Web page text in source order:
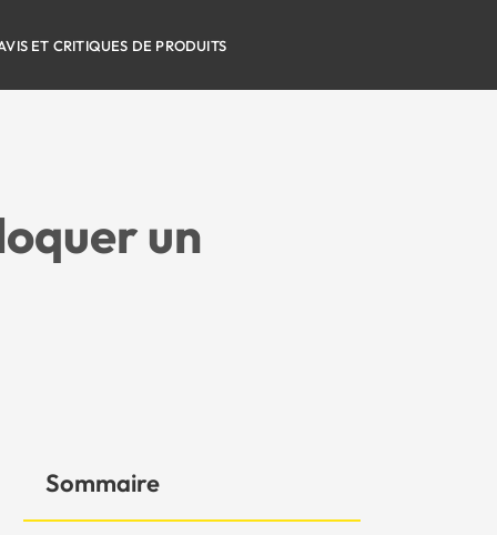
ET CRITIQUES DE PRODUITS
un
Sommaire